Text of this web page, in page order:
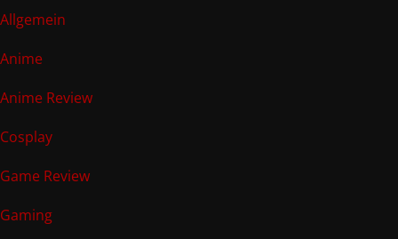
Allgemein
Anime
Anime Review
Cosplay
Game Review
Gaming